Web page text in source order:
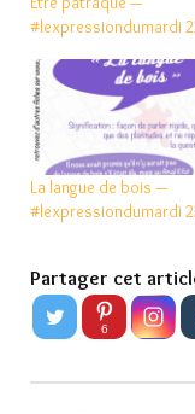
#lexpressiondumardi
La langue de bois —
#lexpressiondumardi
Partager cet
6